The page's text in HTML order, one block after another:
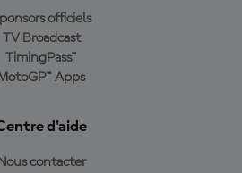
officiels
TV Broadcast
TimingPass™
MotoGP™ Apps
d'aide
Nous contacter